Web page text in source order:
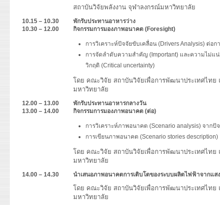
สถาบันวิจัยพลังงาน จุฬาลงกรณ์มหาวิทยาลัย
10.15 – 10.30
พักรับประทานอาหารว่าง
10.30 – 12.00
กิจกรรมการมองภาพอนาคต (Foresight)
การวิเคราะห์ปัจจัยขับเคลื่อน (Drivers Analysis) ต่
การจัดลำดับความสำคัญ (Important) และความไม่แน่
วิกฤติ (Critical uncertainty)
โดย คณะวิจัย สถาบันวิจัยเพื่อการพัฒนาประเทศไทย
มหาวิทยาลัย
12.00 – 13.00
พักรับประทานอาหารกลางวัน
13.00 – 14.00 กิจกรรมการมองภาพอนาคต (ต่อ)
การวิเคราะห์ภาพอนาคต (Scenario analysis) จากปั
การเขียนภาพอนาคต (Scenario stories description)
โดย คณะวิจัย สถาบันวิจัยเพื่อการพัฒนาประเทศไทย
มหาวิทยาลัย
14.00 – 14.30 นำเสนอภาพอนาคตการเติบโตของระบบผลิตไฟฟ้าจากแ
โดย คณะวิจัย สถาบันวิจัยเพื่อการพัฒนาประเทศไทย
มหาวิทยาลัย